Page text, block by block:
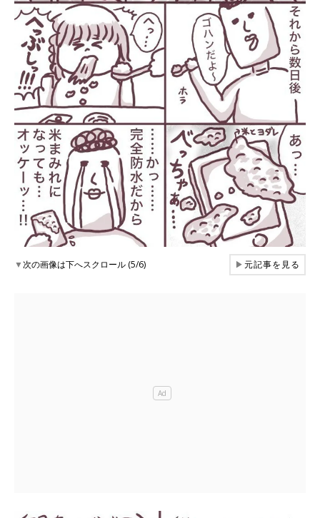
▼次の画像は下へスクロール (5/6) ▶元記事を見る